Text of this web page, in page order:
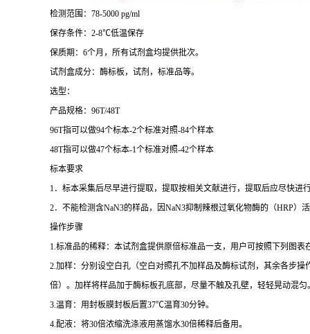
检测范围： 78-5000 pg/ml
保存条件： 2-8℃低温保存
保质期： 6个月，所有试剂盒均提供批次。
试剂盒成分：酶标板，试剂，标准品等。
选型：
产品规格： 96T/48T
96T指可以做94个标本-2个标准对照-84个样本
48T指可以做47个标本-1个标准对照-42个样本
标本要求
1 ．标本采集后尽早进行提取，提取按相关文献进行，提取后应尽快进
2．不能检测含NaN3的样品，因NaN3抑制辣根过氧化物酶的（HRP）
操作步骤
1. 标准品的稀释：本试剂盒提供原倍标准品一支，用户可按照下列图表
2. 加样：分别设空白孔（空白对照孔不加样品及酶标试剂，其余各步
倍）。加样将样品加于酶标板孔底部，尽量不触及孔壁，轻轻晃动混匀
3. 温育：用封板膜封板后置37℃温育30分钟。
4. 配液：将30倍浓缩洗涤液用蒸馏水30倍稀释后备用。